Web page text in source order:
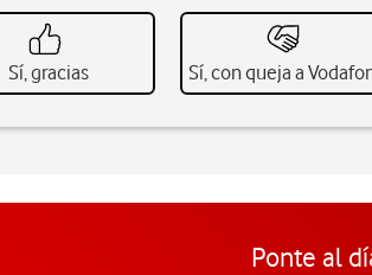
Sí, gracias Sí, con queja a
Ponte al